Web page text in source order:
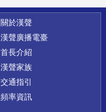
關於漢聲
漢聲廣播電臺
首長介紹
漢聲家族
交通指引
頻率資訊